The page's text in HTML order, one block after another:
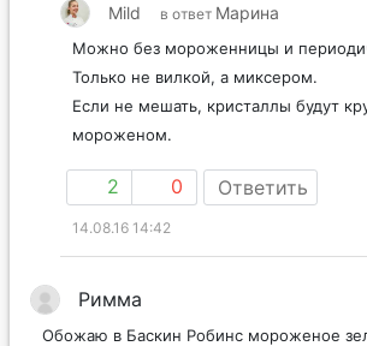
Mild в ответ Марина
Можно без мороженницы и
Только не вилкой, а миксером.
Если не мешать, кристаллы будут
мороженом.
2 0 Ответить
14.08.16 14:42
Римма
Обожаю в Баскин Робинс мороженое